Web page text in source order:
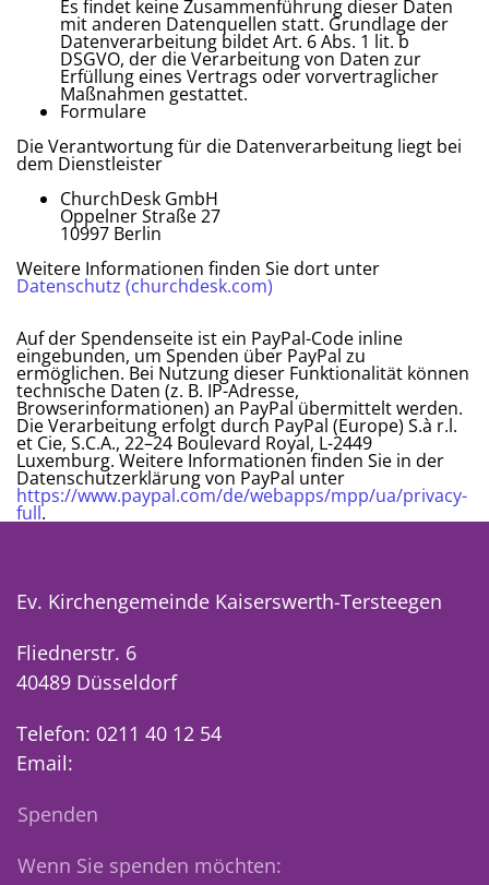
Es findet keine Zusammenführung dieser Daten
mit anderen Datenquellen statt. Grundlage der
Datenverarbeitung bildet Art. 6 Abs. 1 lit. b
DSGVO, der die Verarbeitung von Daten zur
Erfüllung eines Vertrags oder vorvertraglicher
Maßnahmen gestattet.
Formulare
Die Verantwortung für die Datenverarbeitung liegt bei
dem Dienstleister
ChurchDesk GmbH
Oppelner Straße 27
10997 Berlin
Weitere Informationen finden Sie dort unter
Datenschutz (churchdesk.com)
Auf der Spendenseite ist ein PayPal-Code inline
eingebunden, um Spenden über PayPal zu
ermöglichen. Bei Nutzung dieser Funktionalität können
technische Daten (z. B. IP-Adresse,
Browserinformationen) an PayPal übermittelt werden.
Die Verarbeitung erfolgt durch PayPal (Europe) S.à r.l.
et Cie, S.C.A., 22–24 Boulevard Royal, L-2449
Luxemburg. Weitere Informationen finden Sie in der
Datenschutzerklärung von PayPal unter
https://www.paypal.com/de/webapps/mpp/ua/privacy-
full.
Ev. Kirchengemeinde Kaiserswerth-Tersteegen
Fliednerstr. 6
40489 Düsseldorf
Telefon: 0211 40 12 54
Email:
Spenden
Wenn Sie spenden möchten: